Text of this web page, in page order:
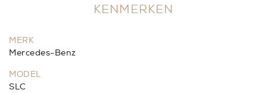
KENMERKEN
MERK
Mercedes-Benz
MODEL
SLC